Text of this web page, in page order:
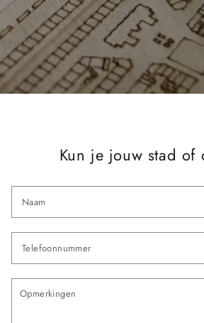
Kun je jouw stad